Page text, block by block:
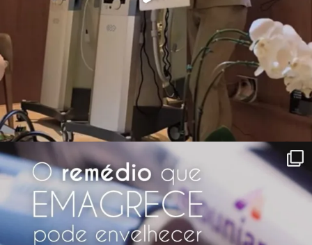
Siga nosso Instagram
clinicavr
A beleza do equilíbrio e da harmonia.• Dermatologia: @draalinevieira•
Cirurgia Plástica: @drflaviorezende